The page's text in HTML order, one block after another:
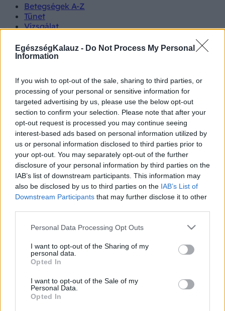
EgészségKalauz - Do Not Process My Personal
Information
If you wish to opt-out of the sale, sharing to third parties, or
processing of your personal or sensitive information for
targeted advertising by us, please use the below opt-out
section to confirm your selection. Please note that after your
opt-out request is processed you may continue seeing
interest-based ads based on personal information utilized by
us or personal information disclosed to third parties prior to
your opt-out. You may separately opt-out of the further
disclosure of your personal information by third parties on the
IAB’s list of downstream participants. This information may
also be disclosed by us to third parties on the IAB’s List of
Downstream Participants that may further disclose it to other
Please note that this website/app uses one or more Google
not limited to your visit or usage behaviour. You may click to
grant or deny consent to Google and its third-party tags to
use your data for below specified purposes in below Google
consent section.
Personal Data Processing Opt Outs
I want to opt-out of the Sharing of my
personal data.
Opted In
I want to opt-out of the Sale of my
Personal Data.
Opted In
Betegségek A-Z
Tünet
Vizsgálat
Életmódváltás
Kutatás
Hírek
Videók
Kisállatok egészsége
#allergia #influenza#cukorbetegség
#orvosmeteorológia
#vérnyomás#stroke
#rákbetegség
#reflux #ekcéma
#herpesz
Regisztráció
Betegségek Fertőző betegségek
Fertőző betegségek